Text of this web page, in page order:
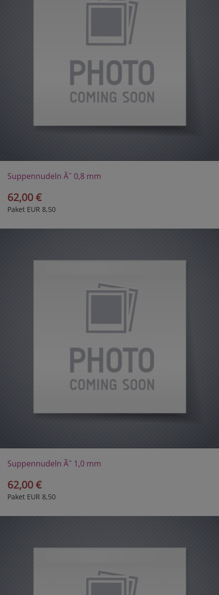
Suppennudeln Ã˜ 0,8 mm
62,00 €
Paket EUR 8,50
Suppennudeln Ã˜ 1,0 mm
62,00 €
Paket EUR 8,50